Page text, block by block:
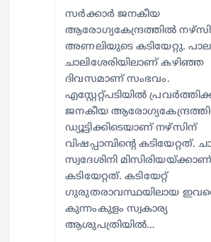
സര്‍ക്കാര്‍ ജനകീയ
ആരോഗ്യകേന്ദ്രത്തില്‍
അണലിയുടെ കടിയേറ്റു.
ചാലിശേരിയിലാണ് കഴിഞ്ഞ
ദിവസമാണ് സംഭവം.
എസ്റ്റേറ്റ്പടിയില്‍
ജനകീയ
ഡ്യൂട്ടിക്കിടെയാണ് നഴ്സിന്
വിഷപ്പാമ്പിന്റെ കടിയേറ്റത്.
സ്വദേശിനി മിസിരിയയ്ക്കാണ്
കടിയേറ്റത്. കടിയേറ്റ്
ഗുരുതരാവസ്ഥയിലായ
കുന്നംകുളം സ്വകാര്യ
ആശുപത്രിയില്‍…